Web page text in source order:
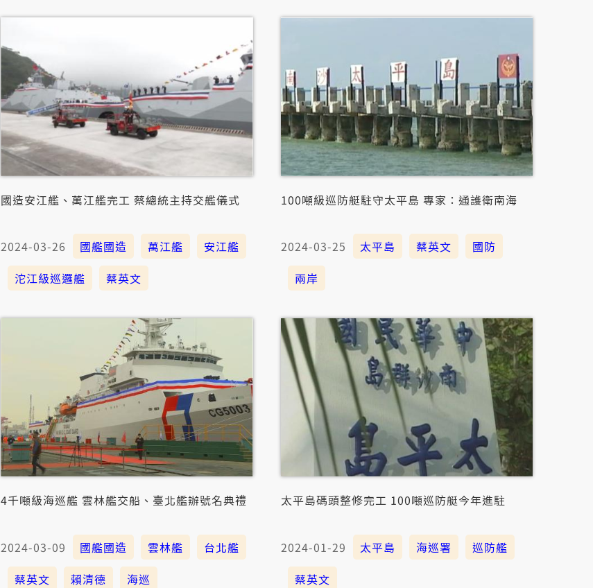
國造安江艦、萬江艦完工 蔡總統主持交艦儀式
2024-03-26 國艦國造 萬江艦
安江艦
沱江級巡邏艦
蔡英文
100噸級巡防艇駐守太平島 專家：通護衛南海
2024-03-25 太平島 蔡英文
國防
兩岸
4千噸級海巡艦 雲林艦交船、臺北艦辦號名典禮
2024-03-09 國艦國造 雲林艦
台北艦
蔡英文
賴清德 海巡
太平島碼頭整修完工 100噸巡防艇今年進駐
2024-01-29 太平島 海巡署
巡防艦
蔡英文